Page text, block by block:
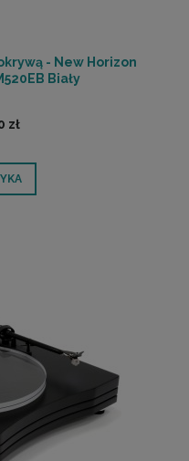
- New Horizon
Biały
zł